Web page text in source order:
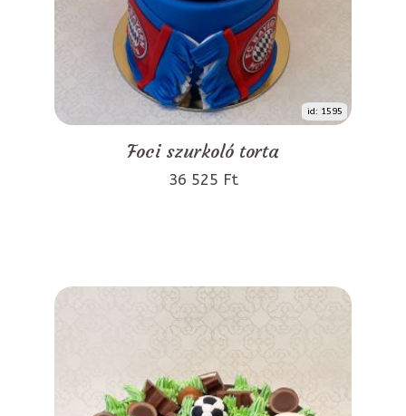
id: 1595
Foci szurkoló torta
36 525 Ft